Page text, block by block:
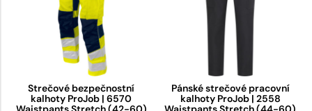
Strečové bezpečnostní
kalhoty ProJob | 6570
Pánské strečové pracovní
kalhoty ProJob | 2558